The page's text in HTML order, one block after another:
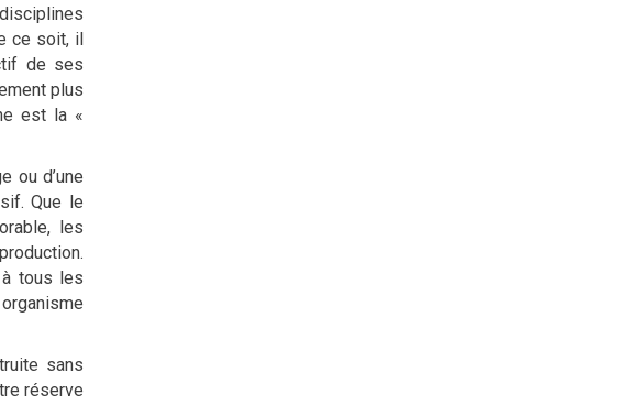
ce soit, il
de ses
plus
est la «
ou d’une
Que le
les
tous les
sans
réserve